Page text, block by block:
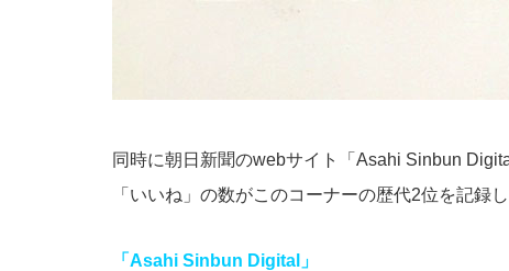
同時に朝日新聞のwebサイト「Asahi Sinbun
「いいね」の数がこのコーナーの歴代2位を記録
「Asahi Sinbun Digital」